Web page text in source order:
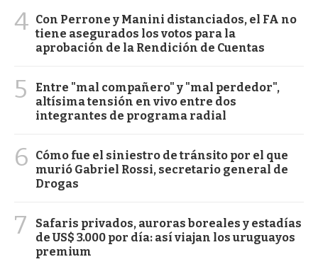
4 Con Perrone y Manini distanciados, el FA no
tiene asegurados los votos para la
aprobación de la Rendición de Cuentas
5
Entre "mal compañero" y "mal perdedor",
altísima tensión en vivo entre dos
integrantes de programa radial
6
Cómo fue el siniestro de tránsito por el que
murió Gabriel Rossi, secretario general de
Drogas
7
Safaris privados, auroras boreales y estadías
de US$ 3.000 por día: así viajan los uruguayos
premium